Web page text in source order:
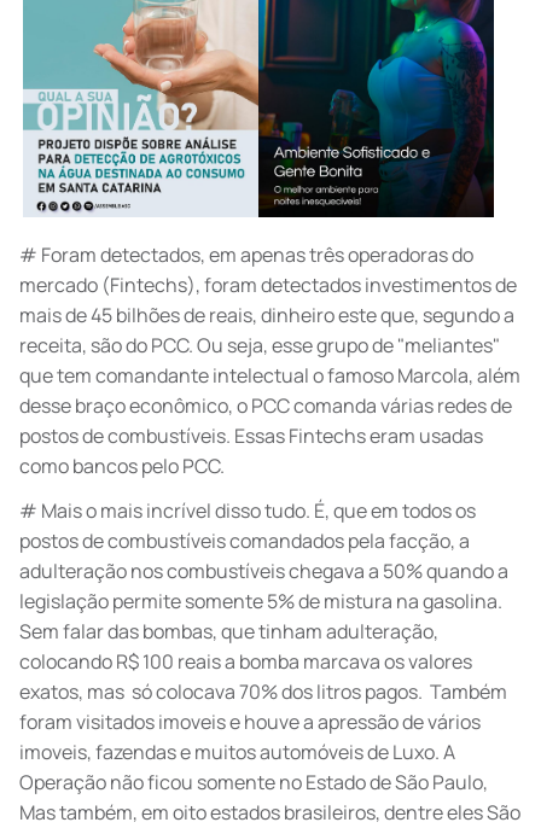
# Foram detectados, em apenas três operadoras do
mercado (Fintechs), foram detectados investimentos de
mais de 45 bilhões de reais, dinheiro este que, segundo a
receita, são do PCC. Ou seja, esse grupo de "meliantes"
que tem comandante intelectual o famoso Marcola, além
desse braço econômico, o PCC comanda várias redes de
postos de combustíveis. Essas Fintechs eram usadas
como bancos pelo PCC.
# Mais o mais incrível disso tudo. É, que em todos os
postos de combustíveis comandados pela facção, a
adulteração nos combustíveis chegava a 50% quando a
legislação permite somente 5% de mistura na gasolina.
Sem falar das bombas, que tinham adulteração,
colocando R$ 100 reais a bomba marcava os valores
exatos, mas só colocava 70% dos litros pagos. Também
foram visitados imoveis e houve a apressão de vários
imoveis, fazendas e muitos automóveis de Luxo. A
Operação não ficou somente no Estado de São Paulo,
Mas também, em oito estados brasileiros, dentre eles São